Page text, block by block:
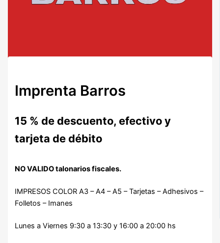
Imprenta Barros
15 % de descuento, efectivo y
tarjeta de débito
NO VALIDO talonarios fiscales.
IMPRESOS COLOR A3 – A4 – A5 – Tarjetas – Adhesivos –
Folletos – Imanes
Lunes a Viernes 9:30 a 13:30 y 16:00 a 20:00 hs